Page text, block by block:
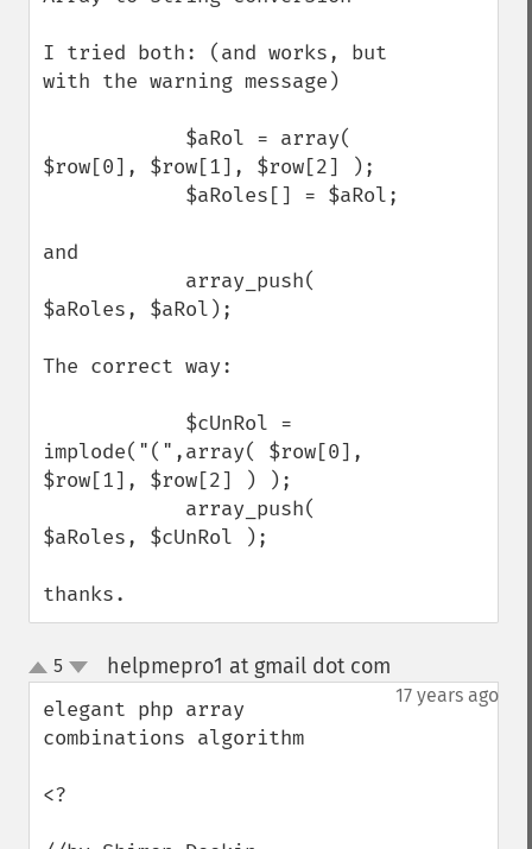
I tried both: (and works, but
with the warning message)
$row[0], $row[1], $row[2] );
and
$aRoles, $aRol);
The correct way:
implode("(",array( $row[0],
$row[1], $row[2] ) );
$aRoles, $cUnRol );
thanks.
up
down
5 helpmepro1 at gmail dot com
17 years ago
elegant php array
combinations algorithm
<?